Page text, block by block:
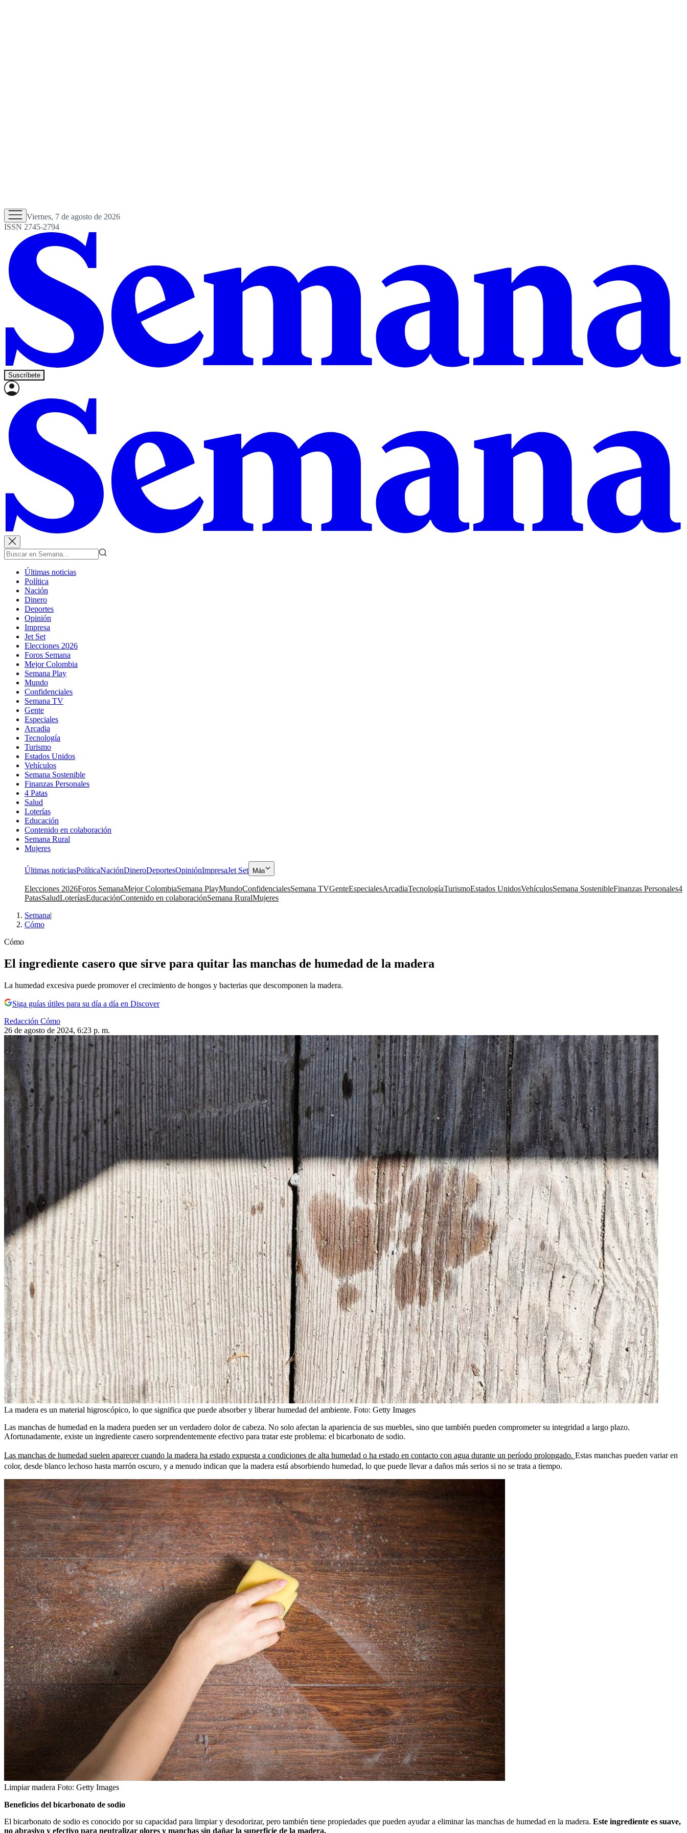
Viernes, 7 de agosto de 2026
ISSN 2745-2794
Suscríbete
Últimas noticias
Política
Nación
Dinero
Deportes
Opinión
Impresa
Jet Set
Elecciones 2026
Foros Semana
Mejor Colombia
Semana Play
Mundo
Confidenciales
Semana TV
Gente
Especiales
Arcadia
Tecnología
Turismo
Estados Unidos
Vehículos
Semana Sostenible
Finanzas Personales
4 Patas
Salud
Loterías
Educación
Contenido en colaboración
Semana Rural
Mujeres
Últimas noticiasPolíticaNaciónDineroDeportesOpiniónImpresaJet Set Más
Elecciones 2026Foros SemanaMejor ColombiaSemana PlayMundoConfidencialesSemana TVGenteEspecialesArcadiaTecnologíaTurismoEstados UnidosVehículosSemana SostenibleFinanzas Personales4
PatasSaludLoteríasEducaciónContenido en colaboraciónSemana RuralMujeres
Semana|
Cómo
Cómo
El ingrediente casero que sirve para quitar las manchas de humedad de la madera
La humedad excesiva puede promover el crecimiento de hongos y bacterias que descomponen la madera.
Siga guías útiles para su día a día en Discover
Redacción Cómo
26 de agosto de 2024, 6:23 p. m.
La madera es un material higroscópico, lo que significa que puede absorber y liberar humedad del ambiente. Foto: Getty Images
Las manchas de humedad en la madera pueden ser un verdadero dolor de cabeza. No solo afectan la apariencia de sus muebles, sino que también pueden comprometer su integridad a largo plazo.
Afortunadamente, existe un ingrediente casero sorprendentemente efectivo para tratar este problema: el bicarbonato de sodio.
Las manchas de humedad suelen aparecer cuando la madera ha estado expuesta a condiciones de alta humedad o ha estado en contacto con agua durante un período prolongado. Estas manchas pueden variar en
color, desde blanco lechoso hasta marrón oscuro, y a menudo indican que la madera está absorbiendo humedad, lo que puede llevar a daños más serios si no se trata a tiempo.
Limpiar madera Foto: Getty Images
Beneficios del bicarbonato de sodio
El bicarbonato de sodio es conocido por su capacidad para limpiar y desodorizar, pero también tiene propiedades que pueden ayudar a eliminar las manchas de humedad en la madera. Este ingrediente es suave,
no abrasivo y efectivo para neutralizar olores y manchas sin dañar la superficie de la madera.